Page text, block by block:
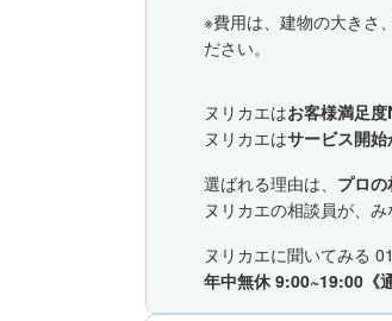
※費用は、建物の大きさ
ださい。
ヌリカエはお客様満足
ヌリカエはサービス開
選ばれる理由は、 プロ
ヌリカエの相談員が、
ヌリカエに聞いてみる
年中無休 9:00~19:00《